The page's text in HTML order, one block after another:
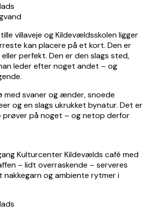
villaveje og Kildevældsskolen ligger
kan placere på et kort. Den er
perfekt. Den er den slags sted,
leder efter noget andet – og
med svaner og ænder, snoede
og en slags ukrukket bynatur. Det er
prøver på noget – og netop derfor
Kulturcenter Kildevælds café med
– lidt overraskende – serveres
nakkegarn og ambiente rytmer i